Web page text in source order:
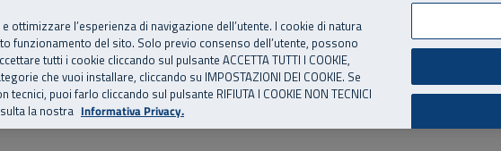
della disabilità
Storie, news ed eventi Risorse utili Supporto
l’esperienza di navigazione dell’utente. I cookie di natura
funzionamento del sito. Solo previo consenso dell’utente, possono
tutti i cookie cliccando sul pulsante ACCETTA TUTTI I COOKIE,
che vuoi installare, cliccando su IMPOSTAZIONI DEI COOKIE. Se
puoi farlo cliccando sul pulsante RIFIUTA I COOKIE NON TECNICI
la nostra Informativa Privacy.